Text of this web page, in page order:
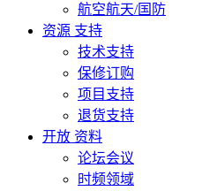
航空航天/国防
资源 支持
技术支持
保修订购
项目支持
退货支持
开放 资料
论坛会议
时频领域